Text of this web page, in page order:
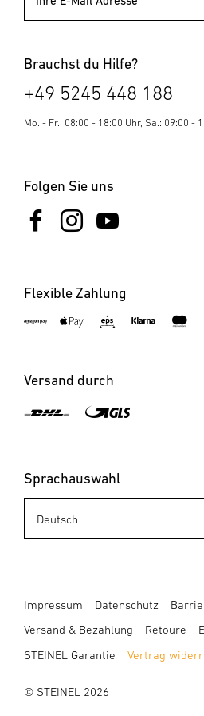
Brauchst du Hilfe?
+49 5245 448 188
Mo. - Fr.: 08:00 - 18:00 Uhr, Sa.: 09:00 -
Folgen Sie uns
Flexible Zahlung
Versand durch
Sprachauswahl
Impressum Datenschutz
Versand & Bezahlung
Retoure
STEINEL Garantie
Vertrag
© STEINEL 2026